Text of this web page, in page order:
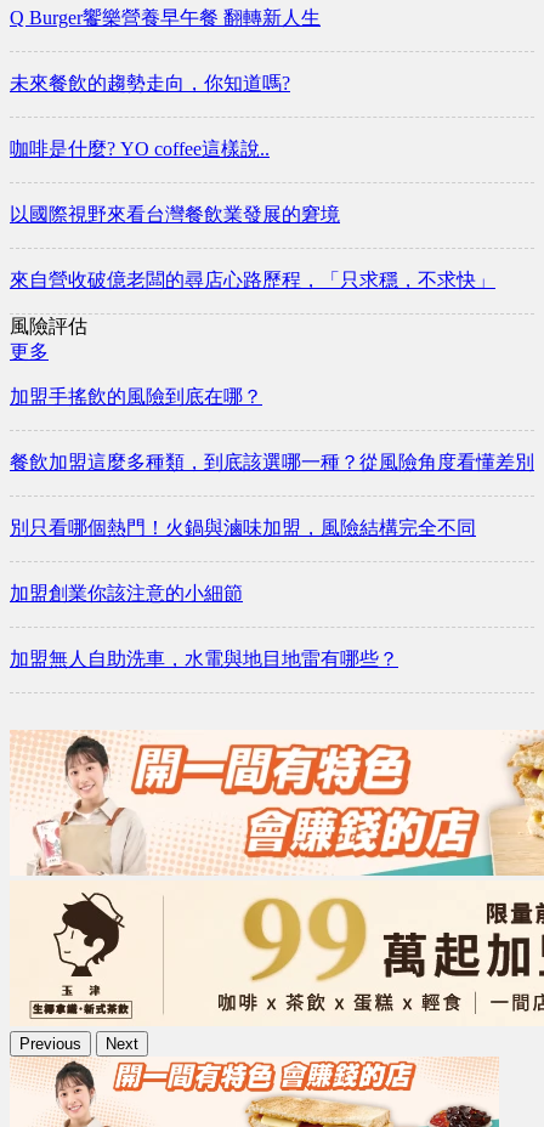
Q Burger饗樂營養早午餐 翻轉新人生
未來餐飲的趨勢走向，你知道嗎?
咖啡是什麼? YO coffee這樣說..
以國際視野來看台灣餐飲業發展的窘境
來自營收破億老闆的尋店心路歷程，「只求穩，不求快」
風險評估
更多
加盟手搖飲的風險到底在哪？
餐飲加盟這麼多種類，到底該選哪一種？從風險角度看懂差別
別只看哪個熱門！火鍋與滷味加盟，風險結構完全不同
加盟創業你該注意的小細節
加盟無人自助洗車，水電與地目地雷有哪些？
Previous Next